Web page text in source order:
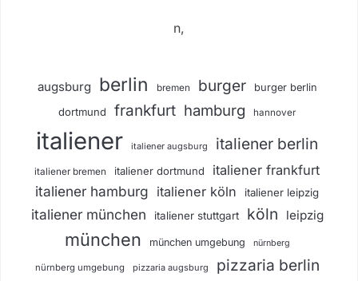
n,
augsburg berlin bremen burger burger berlin
dortmund frankfurt hamburg hannover
italiener italiener augsburg italiener berlin
italiener bremen italiener dortmund italiener frankfurt
italiener hamburg italiener köln italiener leipzig
italiener münchen italiener stuttgart köln leipzig
münchen münchen umgebung nürnberg
nürnberg umgebung pizzaria augsburg pizzaria berlin